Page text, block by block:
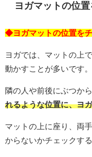
ヨガマットの位
◆ヨガマットの位置を
ヨガでは、マットの上
動かすことが多いです。
隣の人や前後にぶつか
れるような位置に、ヨ
マットの上に座り、両
からないかチェックす